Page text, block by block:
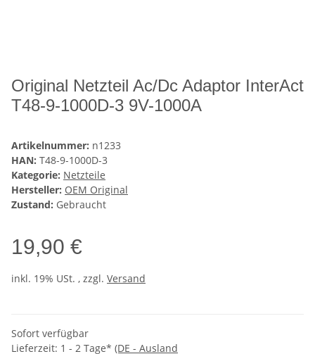
Original Netzteil Ac/Dc Adaptor InterAct
T48-9-1000D-3 9V-1000A
Artikelnummer: n1233
HAN: T48-9-1000D-3
Kategorie: Netzteile
Hersteller: OEM Original
Zustand: Gebraucht
19,90 €
inkl. 19% USt. , zzgl. Versand
Sofort verfügbar
Lieferzeit: 1 - 2 Tage* (DE - Ausland